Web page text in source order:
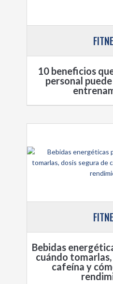
10 beneficios
personal
Bebidas
cuándo
cafeína y